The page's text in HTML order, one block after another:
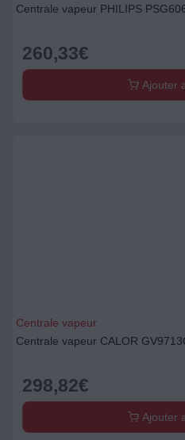
Centrale vapeur PHILIPS
260,33€
Ajouter
Centrale vapeur
Centrale vapeur CALOR
298,82€
Ajouter